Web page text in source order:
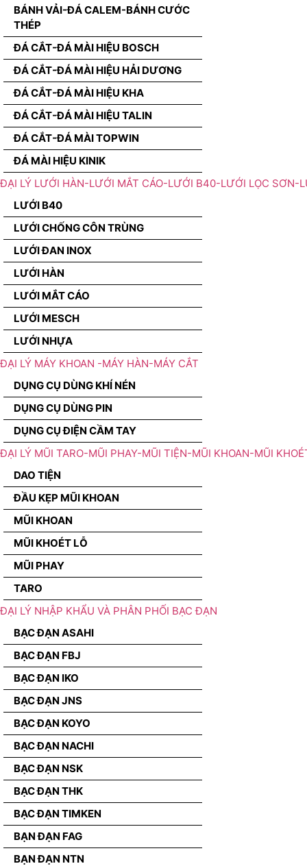
BÁNH VẢI-ĐÁ CALEM-BÁNH CƯỚC
THÉP
ĐÁ CẮT-ĐÁ MÀI HIỆU BOSCH
ĐÁ CẮT-ĐÁ MÀI HIỆU HẢI DƯƠNG
ĐÁ CẮT-ĐÁ MÀI HIỆU KHA
ĐÁ CẮT-ĐÁ MÀI HIỆU TALIN
ĐÁ CẮT-ĐÁ MÀI TOPWIN
ĐÁ MÀI HIỆU KINIK
ĐẠI LÝ LƯỚI HÀN-LƯỚI MẮT CÁO-LƯỚI B40-LƯỚI LỌC SƠN-
LƯỚI B40
LƯỚI CHỐNG CÔN TRÙNG
LƯỚI ĐAN INOX
LƯỚI HÀN
LƯỚI MẮT CÁO
LƯỚI MESCH
LƯỚI NHỰA
ĐẠI LÝ MÁY KHOAN -MÁY HÀN-MÁY CẮT
DỤNG CỤ DÙNG KHÍ NÉN
DỤNG CỤ DÙNG PIN
DỤNG CỤ ĐIỆN CẦM TAY
ĐẠI LÝ MŨI TARO-MŨI PHAY-MŨI TIỆN-MŨI KHOAN-MŨI
DAO TIỆN
ĐẦU KẸP MŨI KHOAN
MŨI KHOAN
MŨI KHOÉT LỖ
MŨI PHAY
TARO
ĐẠI LÝ NHẬP KHẨU VÀ PHÂN PHỐI BẠC ĐẠN
BẠC ĐẠN ASAHI
BẠC ĐẠN FBJ
BẠC ĐẠN IKO
BẠC ĐẠN JNS
BẠC ĐẠN KOYO
BẠC ĐẠN NACHI
BẠC ĐẠN NSK
BẠC ĐẠN THK
BẠC ĐẠN TIMKEN
BẠN ĐẠN FAG
BẠN ĐẠN NTN